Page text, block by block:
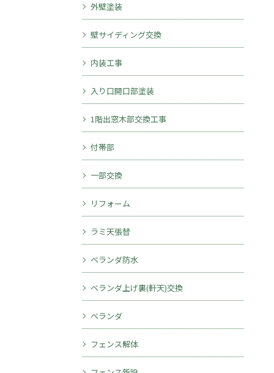
外壁塗装
壁サイディング交換
内装工事
入り口開口部塗装
1階出窓木部交換工事
付帯部
一部交換
リフォーム
ラミ天張替
ベランダ防水
ベランダ上げ裏(軒天)交換
ベランダ
フェンス解体